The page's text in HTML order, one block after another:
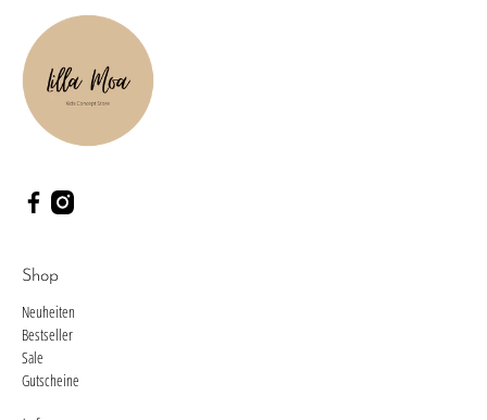
Shop
Neuheiten
Bestseller
Sale
Gutscheine